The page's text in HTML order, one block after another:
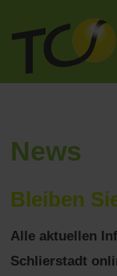
News
Bleiben
Alle aktuellen
Schlierstadt